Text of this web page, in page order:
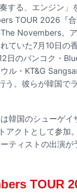
する、エンジン」
TOUR 2026『
Novembers。
ていた7月10日の
日のバンコク・
ル・KT&G
う。彼らが韓国で
韓国のシューゲイ
アクトとして参加
ティストの出演が
TOUR